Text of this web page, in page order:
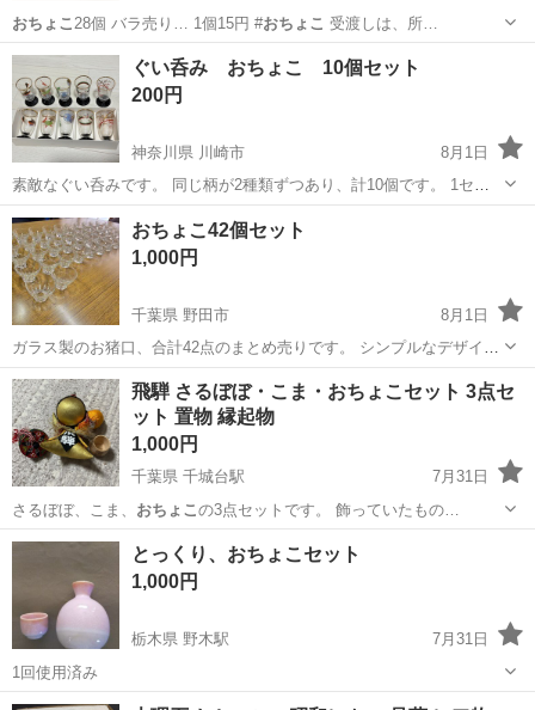
おちょこ
28個 バラ売り… 1個15円 #おちょこ 受渡しは、所…
埼玉 所沢市 新所沢駅 おちょこ
ぐい呑み おちょこ 10個セット
200円
神奈川県 川崎市
8月1日
素敵なぐい呑みです。 同じ柄が2種類ずつあり、計10個です。 1セッ
トのみ箱ありですが、全て未使用品です。 NR,NC 手渡しのみ可能
神奈川 川崎市 おちょこ
おちょこ42個セット
1,000円
千葉県 野田市
8月1日
ガラス製のお猪口、合計42点のまとめ売りです。 シンプルなデザイン
で、日本酒（冷酒）にはもちろん、ちょっとした前菜の盛り付けや、
デザートカップとしてもお使いいただけるサイズ感です。 ■状態 お猪
口： 物によってはス...
千葉 野田市 食器
飛騨 さるぼぼ・こま・おちょこセット 3点セ
ット 置物 縁起物
1,000円
千葉県 千城台駅
7月31日
さるぼぼ、こま、 おちょこ の3点セットです。 飾っていたもの…
千葉 千葉市 千城台駅
とっくり、おちょこセット
1,000円
栃木県 野木駅
7月31日
1回使用済み
栃木 下都賀郡 野木駅 使用済み